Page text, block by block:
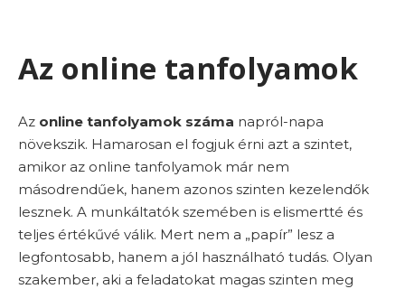
Az online tanfolyamok
Az online tanfolyamok száma napról-napa
növekszik. Hamarosan el fogjuk érni azt a szintet,
amikor az online tanfolyamok már nem
másodrendűek, hanem azonos szinten kezelendők
lesznek. A munkáltatók szemében is elismertté és
teljes értékűvé válik. Mert nem a „papír” lesz a
legfontosabb, hanem a jól használható tudás. Olyan
szakember, aki a feladatokat magas szinten meg